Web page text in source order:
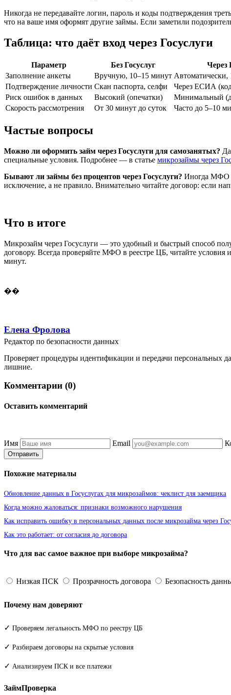
Никогда не передавайте логин, пароль и коды подтверждения
что на ваше имя оформят другие займы. Если заметили
Таблица: что даёт вход через Госуслуги
Параметр Без Госуслуг
Через
Заполнение анкеты
Вручную, 10–15 минут
Подтверждение личности Скан паспорта, селфи
Через ЕСИА
Риск ошибок в данных
Высокий (опечатки)
Минимальный
Скорость рассмотрения
От 30 минут до суток Часто до 5–10
Частые вопросы
Можно ли оформить займ через Госуслуги для самозанятых?
специальные условия. Подробнее — в статье микрозаймы через
Бывают ли займы без процентов через Госуслуги? Иногда МФО
исключение, а не правило. Внимательно читайте договор: если
Что в итоге
Микрозайм через Госуслуги — это удобный и быстрый способ
договору. Всегда проверяйте МФО в реестре ЦБ, читайте условия
минут.
��
Елена Фролова
Редактор по безопасности данных
Проверяет процедуры идентификации и передачи персональных
лишние.
Комментарии (0)
Оставить комментарий
Имя Email
Отправить
Похожие материалы
Обновление данных в Госуслугах для микрозаймов: чеклист для заемщика
Когда можно жаловаться: признаки возможного нарушения
Как исправить ошибку в персональных данных после микрозайма через
Как это работает: от согласия до договора
Что для вас самое важное при выборе микрозайма?
Низкая ПСК Прозрачность договора Безопасность
Почему нам доверяют
✓ Проверяем легальность МФО по реестру ЦБ
✓ Разбираем договоры на скрытые условия
✓ Анализируем ПСК и все платежи
ЗаймПроверка